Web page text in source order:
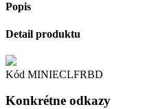
Popis
Detail produktu
Kód MINIECLFRBD
Konkrétne odkazy